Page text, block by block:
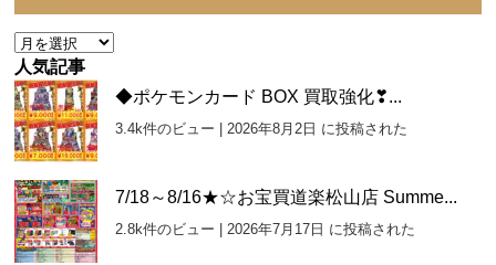
ア
ー
カ
イ
ブ
人気記事
◆ポケモンカード BOX 買取強化❣...
3.4k件のビュー | 2026年8月2日 に投稿された
7/18～8/16★☆お宝買道楽松山店 Summe...
2.8k件のビュー | 2026年7月17日 に投稿された